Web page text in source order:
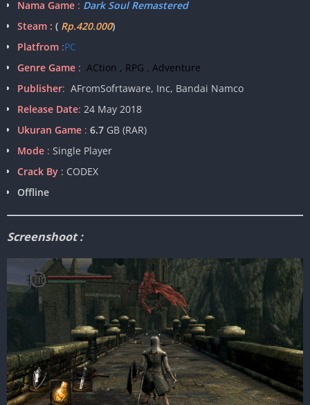
Nama Game : Dark Soul Remastered
Steam : ( Rp.420.000)
Platfrom :PC
Genre Game : ACtion , RPG , Adventure
Publisher: AFromSofrtaware, Inc, Bandai Namco
Release Date: 24 May 2018
Ukuran Game : 6.7 GB (RAR)
Mode : Single Player
Crack By : CODEX
Offline
Screenshoot :